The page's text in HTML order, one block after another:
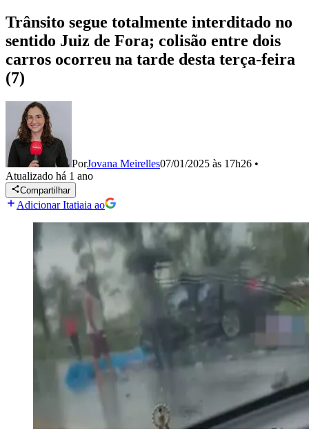
Trânsito segue totalmente interditado no
sentido Juiz de Fora; colisão entre dois
carros ocorreu na tarde desta terça-feira
(7)
PorJovana Meirelles07/01/2025 às 17h26 •
Atualizado há 1 ano
Compartilhar
Adicionar Itatiaia ao